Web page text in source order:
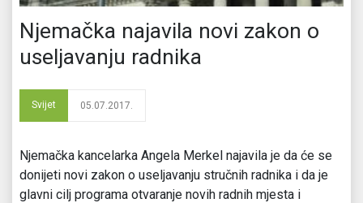
Njemačka najavila novi zakon o
useljavanju radnika
Svijet 05.07.2017.
Njemačka kancelarka Angela Merkel najavila je da će se
donijeti novi zakon o useljavanju stručnih radnika i da je
glavni cilj programa otvaranje novih radnih mjesta i